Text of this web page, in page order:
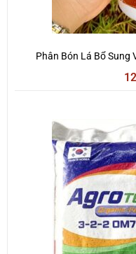
Phân Bón Lá Bổ Sung